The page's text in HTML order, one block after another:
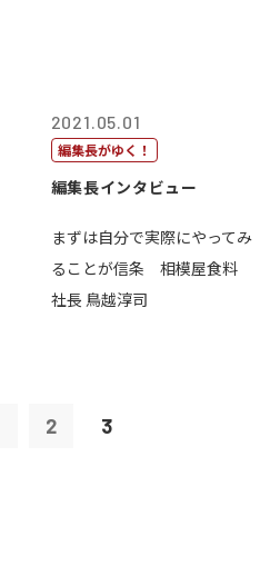
2021.05.01
編集長がゆく！
編集長インタビュー
まずは自分で実際にやってみ
ることが信条 相模屋食料
社長 鳥越淳司
2 3